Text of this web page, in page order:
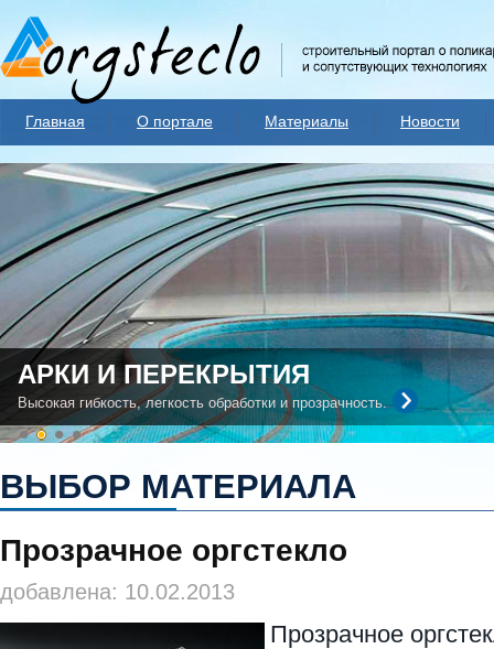
Главная О портале Материалы Новости
АРКИ И ПЕРЕКРЫТИЯ
Высокая гибкость, легкость обработки и прозрачность.
ВЫБОР МАТЕРИАЛА
Прозрачное оргстекло
добавлена: 10.02.2013
Прозрачное